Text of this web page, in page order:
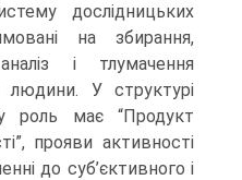
дослідницьких
на збирання,
і тлумачення
людини. У структурі
роль має “Продукт
прояви активності
до суб’єктивного і